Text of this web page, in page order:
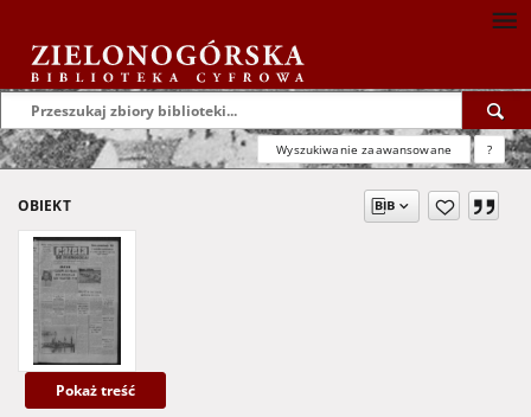
Wyszukiwanie zaawansowane ?
OBIEKT
Pokaż treść